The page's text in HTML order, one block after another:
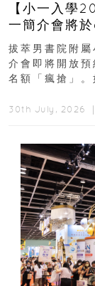
【小一入學
一簡介會將
｜更設有網上
拔萃男書院附
介會即將開放
名額「瘋搶」
30th July, 2026